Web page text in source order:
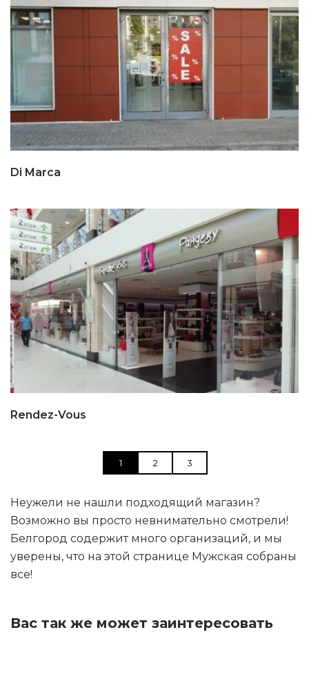
Di Marca
Rendez-Vous
1 2 3
Неужели не нашли подходящий магазин?
Возможно вы просто невнимательно смотрели!
Белгород содержит много организаций, и мы
уверены, что на этой странице Мужская собраны
все!
Вас так же может заинтересовать